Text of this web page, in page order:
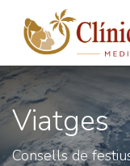
Skip to Content
Viatges
Consells de